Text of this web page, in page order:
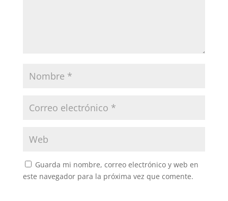
Guarda mi nombre, correo electrónico y web en
este navegador para la próxima vez que comente.